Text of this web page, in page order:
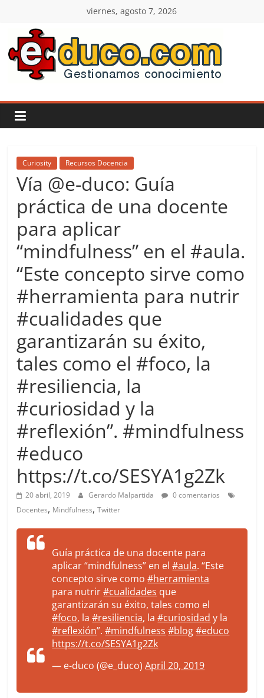
contenido
viernes, agosto 7, 2026
E-
duco:
Gestión
del
Conocimiento
Learn
more.
more.
more.
Curiosity Recursos Docencia
Vía @e-duco: Guía
práctica de una docente
para aplicar
“mindfulness” en el #aula.
“Este concepto sirve como
#herramienta para nutrir
#cualidades que
garantizarán su éxito,
tales como el #foco, la
#resiliencia, la
#curiosidad y la
#reflexión”. #mindfulness
#educo
https://t.co/SESYA1g2Zk
20 abril, 2019 Gerardo Malpartida
0 comentarios
Docentes, Mindfulness,Twitter
Guía práctica de una docente para
aplicar “mindfulness” en el#aula. “Este
concepto sirve como#herramienta
para nutrir#cualidades que
garantizarán su éxito, tales como el
#foco, la#resiliencia, la#curiosidad y la
#reflexión”.#mindfulness #blog #educo
https://t.co/SESYA1g2Zk
— e-duco (@e_duco)April 20, 2019